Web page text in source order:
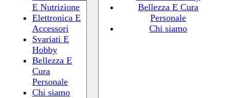
E Nutrizione
Elettronica E
Accessori
Svariati E
Hobby
Bellezza E
Cura
Personale
Chi siamo
Bellezza E Cura
Personale
Chi siamo